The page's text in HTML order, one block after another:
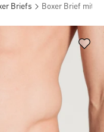
Briefs Boxer Brief mit